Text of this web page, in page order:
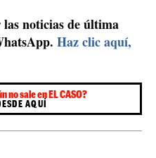
noticias de última
Haz clic aquí,
no sale en EL CASO?
AQUÍ